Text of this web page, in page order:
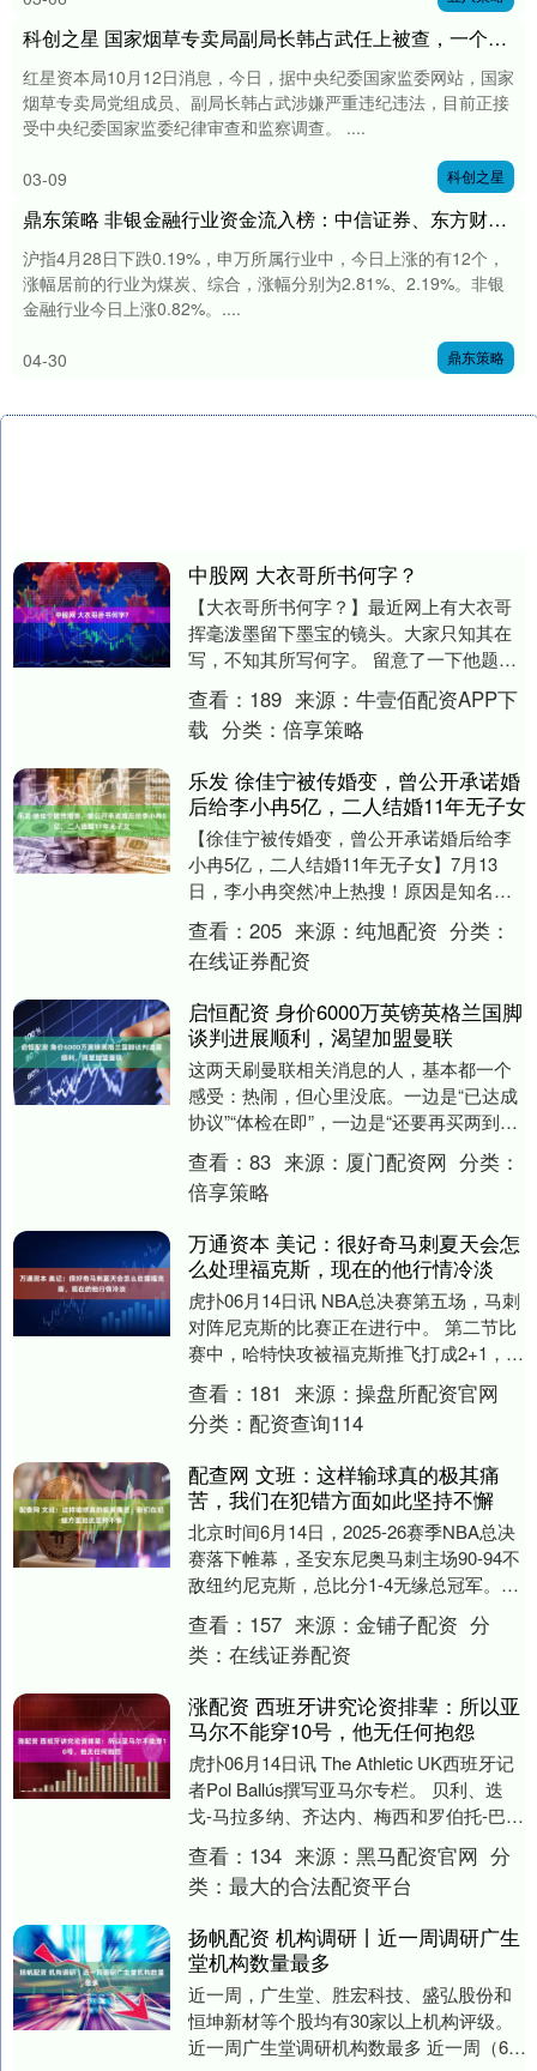
科创之星 国家烟草专卖局副局长韩占武任上被查，一个月前还曾走访调研
红星资本局10月12日消息，今日，据中央纪委国家监委网站，国家
烟草专卖局党组成员、副局长韩占武涉嫌严重违纪违法，目前正接
受中央纪委国家监委纪律审查和监察调查。 ....
03-09 科创之星
鼎东策略 非银金融行业资金流入榜：中信证券、东方财富等净流入资金居前
沪指4月28日下跌0.19%，申万所属行业中，今日上涨的有12个，
涨幅居前的行业为煤炭、综合，涨幅分别为2.81%、2.19%。非银
金融行业今日上涨0.82%。....
04-30 鼎东策略
中股网 大衣哥所书何字？
【大衣哥所书何字？】最近网上有大衣哥
挥毫泼墨留下墨宝的镜头。大家只知其在
写，不知其所写何字。 留意了一下他题写
的字，是“泰山石敢当 景区好玩 朱之文”12
个苍劲....
查看： 189 来源： 牛壹佰配资APP下
载 分类： 倍享策略
乐发 徐佳宁被传婚变，曾公开承诺婚
后给李小冉5亿，二人结婚11年无子女
【徐佳宁被传婚变，曾公开承诺婚后给李
小冉5亿，二人结婚11年无子女】7月13
日，李小冉突然冲上热搜！原因是知名八
卦媒体突然爆料，声称李小冉与制片人老
公徐佳宁，去....
查看： 205 来源： 纯旭配资 分类：
在线证券配资
启恒配资 身价6000万英镑英格兰国脚
谈判进展顺利，渴望加盟曼联
这两天刷曼联相关消息的人，基本都一个
感受：热闹，但心里没底。一边是“已达成
协议”“体检在即”，一边是“还要再买两到三
人”，再加上1.65亿英镑级别的潜在目标名
单....
查看： 83 来源： 厦门配资网 分类：
倍享策略
万通资本 美记：很好奇马刺夏天会怎
么处理福克斯，现在的他行情冷淡
虎扑06月14日讯 NBA总决赛第五场，马刺
对阵尼克斯的比赛正在进行中。 第二节比
赛中，哈特快攻被福克斯推飞打成2+1，裁
判回看升级福克斯一级恶意。 美记Mic....
查看： 181 来源： 操盘所配资官网
分类： 配资查询114
配查网 文班：这样输球真的极其痛
苦，我们在犯错方面如此坚持不懈
北京时间6月14日，2025-26赛季NBA总决
赛落下帷幕，圣安东尼奥马刺主场90-94不
敌纽约尼克斯，总比分1-4无缘总冠军。赛
后，马刺队中锋文班亚马接受了媒....
查看： 157 来源： 金铺子配资 分
类： 在线证券配资
涨配资 西班牙讲究论资排辈：所以亚
马尔不能穿10号，他无任何抱怨
虎扑06月14日讯 The Athletic UK西班牙记
者Pol Ballús撰写亚马尔专栏。 贝利、迭
戈-马拉多纳、齐达内、梅西和罗伯托-巴乔
都在世界杯上表....
查看： 134 来源： 黑马配资官网 分
类： 最大的合法配资平台
扬帆配资 机构调研丨近一周调研广生
堂机构数量最多
近一周，广生堂、胜宏科技、盛弘股份和
恒坤新材等个股均有30家以上机构评级。
近一周广生堂调研机构数最多 近一周（6月